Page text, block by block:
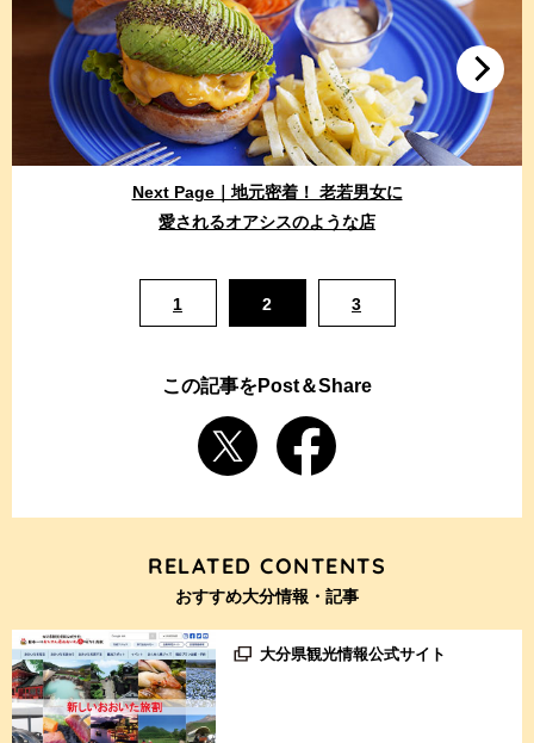
Next Page｜地元密着！ 老若男女に
愛されるオアシスのような店
1 2 3
この記事をPost＆Share
RELATED CONTENTS
おすすめ大分情報・記事
大分県観光情報公式サイト